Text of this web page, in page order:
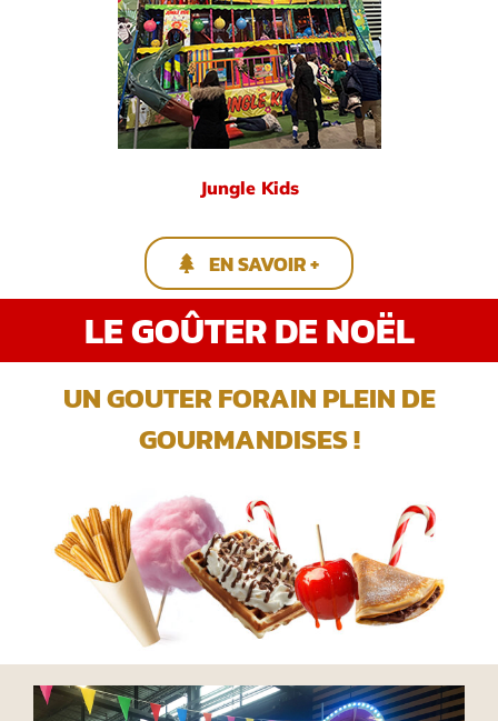
Jungle Kids
EN SAVOIR +
LE GOÛTER DE NOËL
UN GOUTER FORAIN PLEIN DE
GOURMANDISES !